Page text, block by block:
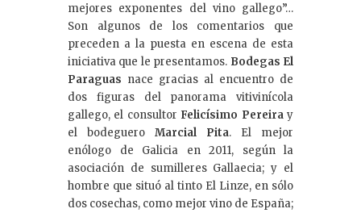
mejores exponentes del vino gallego”…
Son algunos de los comentarios que
preceden a la puesta en escena de esta
iniciativa que le presentamos. Bodegas El
Paraguas nace gracias al encuentro de
dos figuras del panorama vitivinícola
gallego, el consultor Felicísimo Pereiray
el bodeguero Marcial Pita. El mejor
enólogo de Galicia en 2011, según la
asociación de sumilleres Gallaecia; y el
hombre que situó al tinto El Linze, en sólo
dos cosechas, como mejor vino de España;